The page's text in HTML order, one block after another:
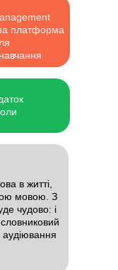
платформа
в житті,
мовою. З
чудово: і
аудіювання